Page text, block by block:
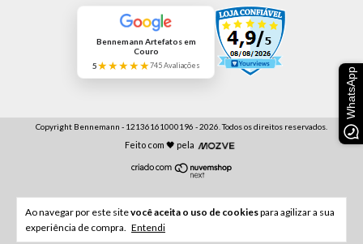
Ao navegar por este sitevocê aceita o uso de cookiespara agilizar a sua
experiência de compra. Entendi
WhatsApp
Bennemann Artefatos em
Couro
5★★★★★745 Avaliações
Copyright Bennemann - 12136161000196 - 2026. Todos os direitos reservados.
Feito com 🖤 pela